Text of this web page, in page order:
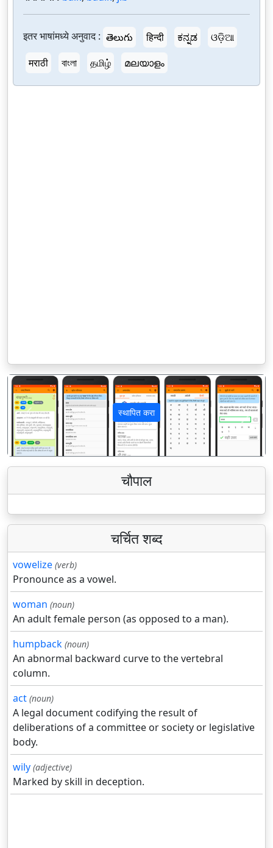
इतर भाषांमध्ये अनुवाद : తెలుగు हिन्दी ಕನ್ನಡ
ଓଡ଼ିଆ
मराठी
বাংলা தமிழ் മലയാളം
स्थापित करा
पिछला अगला
चौपाल
चर्चित शब्द
vowelize (verb)
Pronounce as a vowel.
woman (noun)
An adult female person (as opposed to a man).
humpback (noun)
An abnormal backward curve to the vertebral
column.
act (noun)
A legal document codifying the result of
deliberations of a committee or society or legislative
body.
wily (adjective)
Marked by skill in deception.